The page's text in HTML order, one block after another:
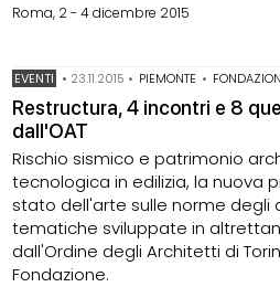
Roma, 2 - 4 dicembre 2015
EVENTI • 23.11.2015 • PIEMONTE •
Restructura, 4 incontri e 8
dall'OAT
Rischio sismico e patrimonio
tecnologica in edilizia, la nuova
stato dell'arte sulle norme degli
tematiche sviluppate in
dall'Ordine degli Architetti di
Fondazione.